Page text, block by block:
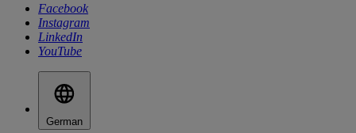
Facebook
Instagram
LinkedIn
YouTube
German